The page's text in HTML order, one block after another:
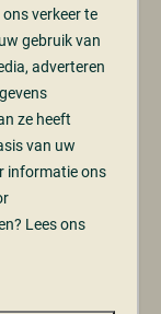
korte tijd
en ook
, is
met
ontdekking,
verkeer te
gebruik van
adverteren
ze heeft
van uw
informatie ons
Lees ons